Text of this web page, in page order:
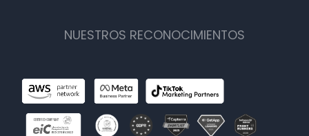
NUESTROS RECONOCIMIENTOS